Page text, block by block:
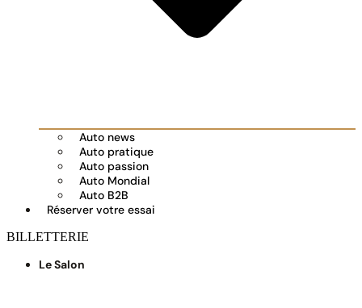
Auto news
Auto pratique
Auto passion
Auto Mondial
Auto B2B
Réserver votre essai
BILLETTERIE
Le Salon